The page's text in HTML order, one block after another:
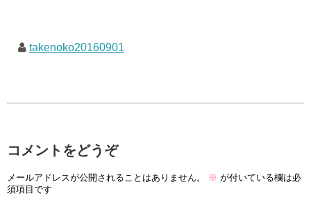
takenoko20160901
コメントをどうぞ
メールアドレスが公開されることはありません。 ※ が付いている欄は必
須項目です